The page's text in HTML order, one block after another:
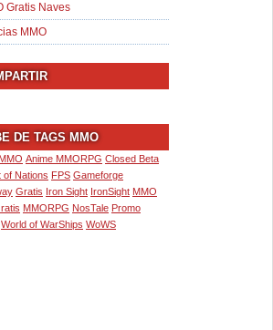
Gratis Naves
MMO
DE TAGS MMO
Anime MMORPG Closed Beta
of Nations FPS Gameforge
Gratis Iron Sight IronSight MMO
MMORPG NosTale Promo
World of WarShips WoWS